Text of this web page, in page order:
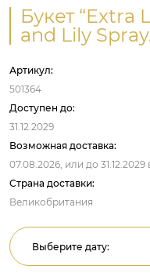
Букет “Extra
and Lily
Артикул:
501364
Доступен до:
31.12.2029
Возможная доставка:
07.08.2026, или до 31.12.2029
Страна доставки:
Великобритания
Выберите дату: